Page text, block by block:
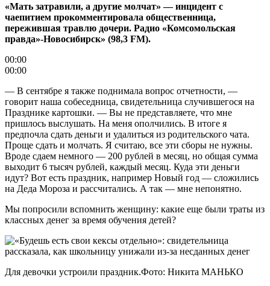
«Мать затравили, а другие молчат» — инцидент с
чаепитием прокомментировала общественница,
пережившая травлю дочери. Радио «Комсомольская
правда»-Новосибирск» (98,3 FM).
00:00
00:00
— В сентябре я также поднимала вопрос отчетности, —
говорит наша собеседница, свидетельница случившегося на
Празднике картошки. — Вы не представляете, что мне
пришлось выслушать. На меня ополчились. В итоге я
предпочла сдать деньги и удалиться из родительского чата.
Проще сдать и молчать. Я считаю, все эти сборы не нужны.
Вроде сдаем немного — 200 рублей в месяц, но общая сумма
выходит 6 тысяч рублей, каждый месяц. Куда эти деньги
идут? Вот есть праздник, например Новый год — сложились
на Деда Мороза и рассчитались. А так — мне непонятно.
Мы попросили вспомнить женщину: какие еще были траты из
классных денег за время обучения детей?
Для девочки устроили праздник.Фото: Никита МАНЬКО